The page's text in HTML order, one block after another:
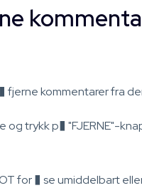
fjerne kommentarer fra
og trykk p� "FJERNE"-
for � se umiddelbart